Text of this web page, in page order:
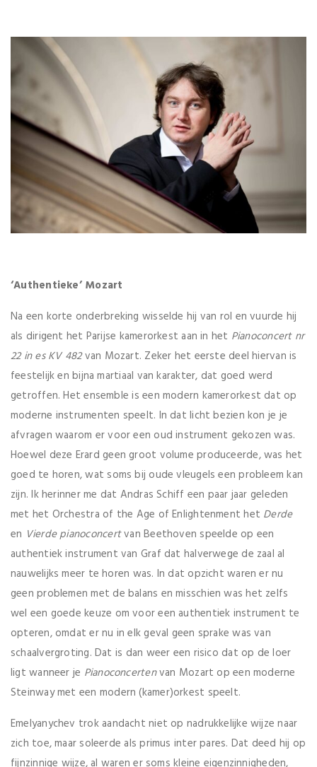
‘Authentieke’ Mozart
Na een korte onderbreking wisselde hij van rol en vuurde hij
als dirigent het Parijse kamerorkest aan in het Pianoconcert nr
22 in es KV 482van Mozart. Zeker het eerste deel hiervan is
feestelijk en bijna martiaal van karakter, dat goed werd
getroffen. Het ensemble is een modern kamerorkest dat op
moderne instrumenten speelt. In dat licht bezien kon je je
afvragen waarom er voor een oud instrument gekozen was.
Hoewel deze Erard geen groot volume produceerde, was het
goed te horen, wat soms bij oude vleugels een probleem kan
zijn. Ik herinner me dat Andras Schiff een paar jaar geleden
met het Orchestra of the Age of Enlightenment het Derde
en Vierde pianoconcertvan Beethoven speelde op een
authentiek instrument van Graf dat halverwege de zaal al
nauwelijks meer te horen was. In dat opzicht waren er nu
geen problemen met de balans en misschien was het zelfs
wel een goede keuze om voor een authentiek instrument te
opteren, omdat er nu in elk geval geen sprake was van
schaalvergroting. Dat is dan weer een risico dat op de loer
ligt wanneer je Pianoconcertenvan Mozart op een moderne
Steinway met een modern (kamer)orkest speelt.
Emelyanychev trok aandacht niet op nadrukkelijke wijze naar
zich toe, maar soleerde als primus inter pares. Dat deed hij op